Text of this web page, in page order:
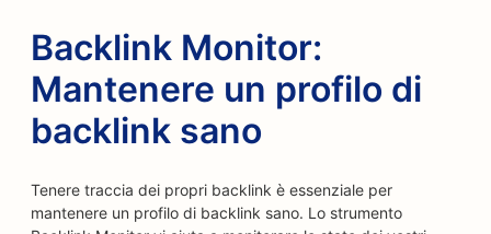
Backlink Monitor:
Mantenere un profilo di
backlink sano
Tenere traccia dei propri backlink è essenziale per
mantenere un profilo di backlink sano. Lo strumento